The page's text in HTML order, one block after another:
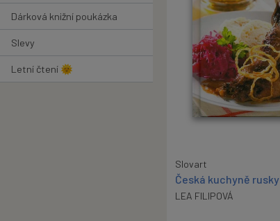
Dárková knižní poukázka
Slevy
Letní čtení 🌞
Slovart
Česká kuchyně rusky
LEA FILIPOVÁ